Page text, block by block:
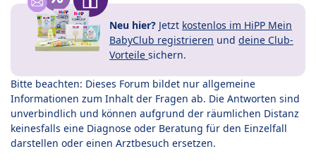
Neu hier? Jetzt kostenlos im HiPP Mein
BabyClub registrieren und deine Club-
Vorteile sichern.
Bitte beachten: Dieses Forum bildet nur allgemeine
Informationen zum Inhalt der Fragen ab. Die Antworten sind
unverbindlich und können aufgrund der räumlichen Distanz
keinesfalls eine Diagnose oder Beratung für den Einzelfall
darstellen oder einen Arztbesuch ersetzen.